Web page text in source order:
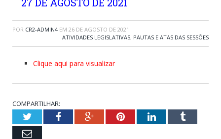
27 DE AGOSTO DE 2021
POR CR2-ADMIN4 EM 26 DE AGOSTO DE 2021
ATIVIDADES LEGISLATIVAS, PAUTAS E ATAS DAS SESSÕES
Clique aqui para visualizar
COMPARTILHAR:
TwitterFacebookGoogle+PinterestLinkedInTumblr
Email